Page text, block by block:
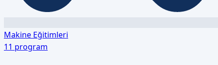
Makine Eğitimleri
11 program